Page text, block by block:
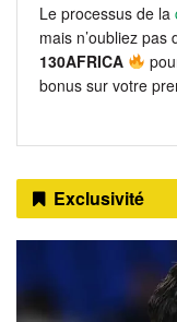
Le processus de la
mais n’oubliez pas
130AFRICA
bonus sur votre
Exclusivité